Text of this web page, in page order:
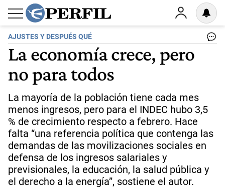
AJUSTES Y DESPUÉS QUÉ
La economía crece, pero
no para todos
La mayoría de la población tiene cada mes
menos ingresos, pero para el INDEC hubo 3,5
% de crecimiento respecto a febrero. Hace
falta “una referencia política que contenga las
demandas de las movilizaciones sociales en
defensa de los ingresos salariales y
previsionales, la educación, la salud pública y
el derecho a la energía”, sostiene el autor.